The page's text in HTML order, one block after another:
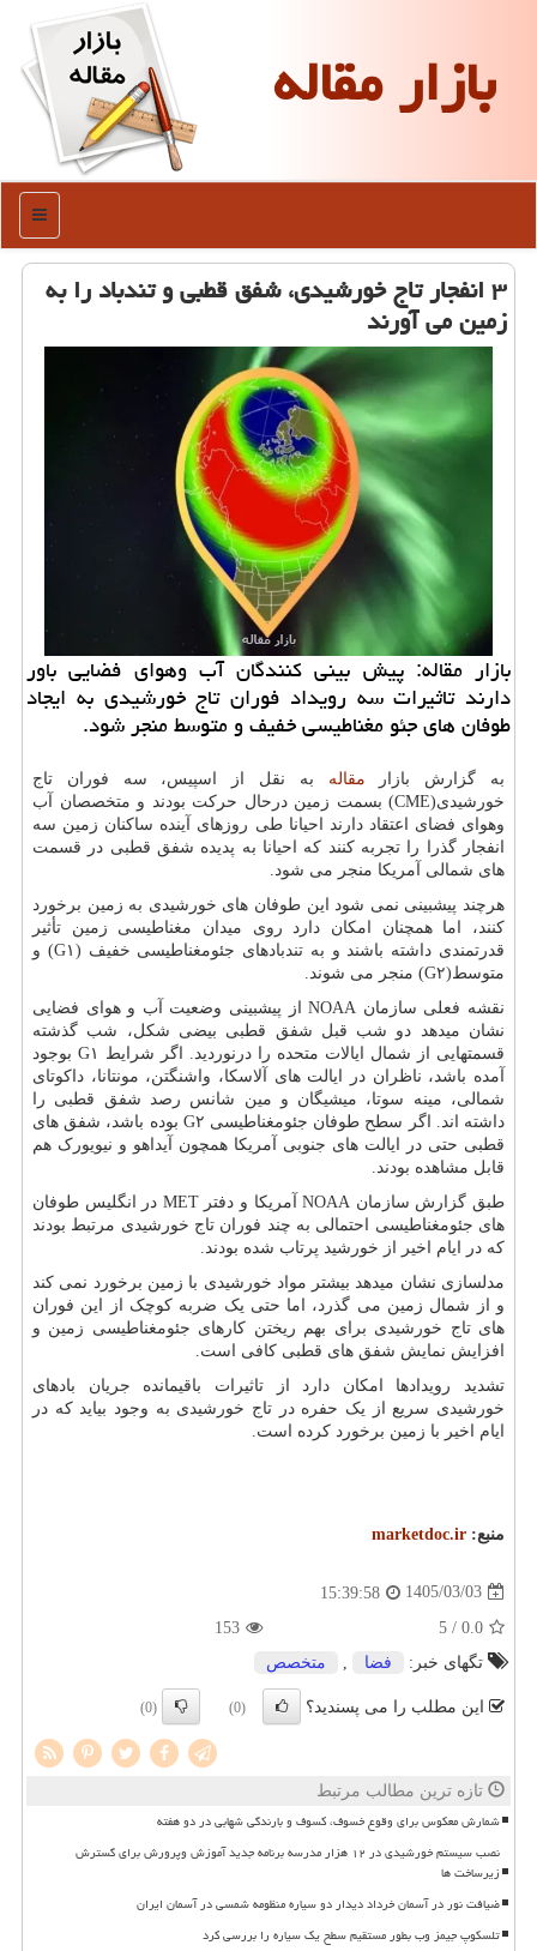
بازار مقاله
منو
۳ انفجار تاج خورشیدی، شفق قطبی و تندباد را به
زمین می آورند
بازار مقاله: پیش بینی کنندگان آب وهوای فضایی باور
دارند تاثیرات سه رویداد فوران تاج خورشیدی به ایجاد
طوفان های جئو مغناطیسی خفیف و متوسط منجر شود.
به گزارش بازار مقاله به نقل از اسپیس، سه فوران تاج
خورشیدی(CME) بسمت زمین درحال حرکت بودند و متخصصان آب
وهوای فضای اعتقاد دارند احیانا طی روزهای آینده ساکنان زمین سه
انفجار گذرا را تجربه کنند که احیانا به پدیده شفق قطبی در قسمت
های شمالی آمریکا منجر می شود.
هرچند پیشبینی نمی شود این طوفان های خورشیدی به زمین برخورد
کنند، اما همچنان امکان دارد روی میدان مغناطیسی زمین تأثیر
قدرتمندی داشته باشند و به تندبادهای جئومغناطیسی خفیف (G۱) و
متوسط(G۲) منجر می شوند.
نقشه فعلی سازمان NOAA از پیشبینی وضعیت آب و هوای فضایی
نشان میدهد دو شب قبل شفق قطبی بیضی شکل، شب گذشته
قسمتهایی از شمال ایالات متحده را درنوردید. اگر شرایط G۱ بوجود
آمده باشد، ناظران در ایالت های آلاسکا، واشنگتن، مونتانا، داکوتای
شمالی، مینه سوتا، میشیگان و مین شانس رصد شفق قطبی را
داشته اند. اگر سطح طوفان جئومغناطیسی G۲ بوده باشد، شفق های
قطبی حتی در ایالت های جنوبی آمریکا همچون آیداهو و نیویورک هم
قابل مشاهده بودند.
طبق گزارش سازمان NOAA آمریکا و دفتر MET در انگلیس طوفان
های جئومغناطیسی احتمالی به چند فوران تاج خورشیدی مرتبط بودند
که در ایام اخیر از خورشید پرتاب شده بودند.
مدلسازی نشان میدهد بیشتر مواد خورشیدی با زمین برخورد نمی کند
و از شمال زمین می گذرد، اما حتی یک ضربه کوچک از این فوران
های تاج خورشیدی برای بهم ریختن کارهای جئومغناطیسی زمین و
افزایش نمایش شفق های قطبی کافی است.
تشدید رویدادها امکان دارد از تاثیرات باقیمانده جریان بادهای
خورشیدی سریع از یک حفره در تاج خورشیدی به وجود بیاید که در
ایام اخیر با زمین برخورد کرده است.
منبع: marketdoc.ir
1405/03/03
15:39:58
0.0
/ 5
153
تگهای خبر:
فضا , متخصص
این مطلب را می پسندید؟ (0)
(0)
تازه ترین مطالب مرتبط
شمارش معکوس برای وقوع خسوف، کسوف و بارندگی شهابی در دو هفته
نصب سیستم خورشیدی در ۱۲ هزار مدرسه برنامه جدید آموزش وپرورش برای گسترش
زیرساخت ها
ضیافت نور در آسمان خرداد دیدار دو سیاره منظومه شمسی در آسمان ایران
تلسکوپ جیمز وب بطور مستقیم سطح یک سیاره را بررسی کرد